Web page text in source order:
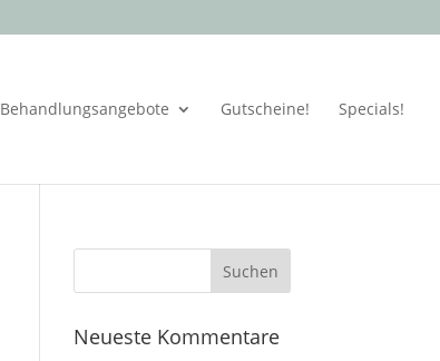
Behandlungsangebote Gutscheine! Specials!
Neueste Kommentare